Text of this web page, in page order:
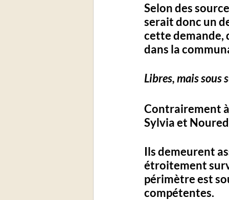
Selon des
serait donc un
cette demande,
dans la
Libres, mais sous
Contrairement
Sylvia et
Ils demeurent
étroitement
périmètre est
compétentes.